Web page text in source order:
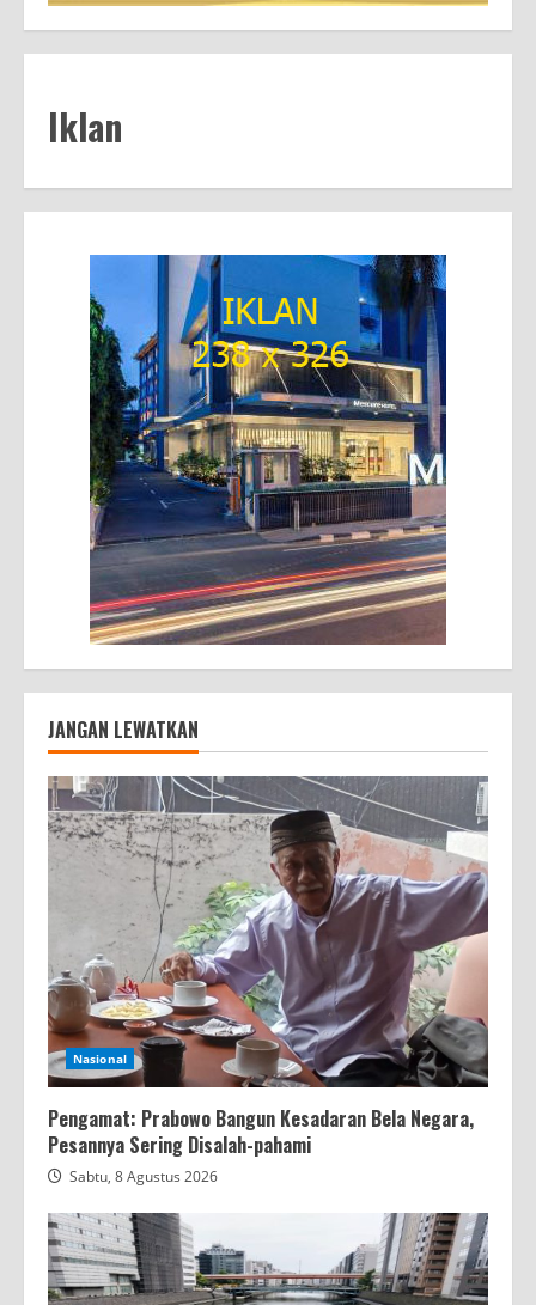
Iklan
JANGAN LEWATKAN
Nasional
Pengamat: Prabowo Bangun Kesadaran Bela Negara,
Pesannya Sering Disalah-pahami
Sabtu, 8 Agustus 2026